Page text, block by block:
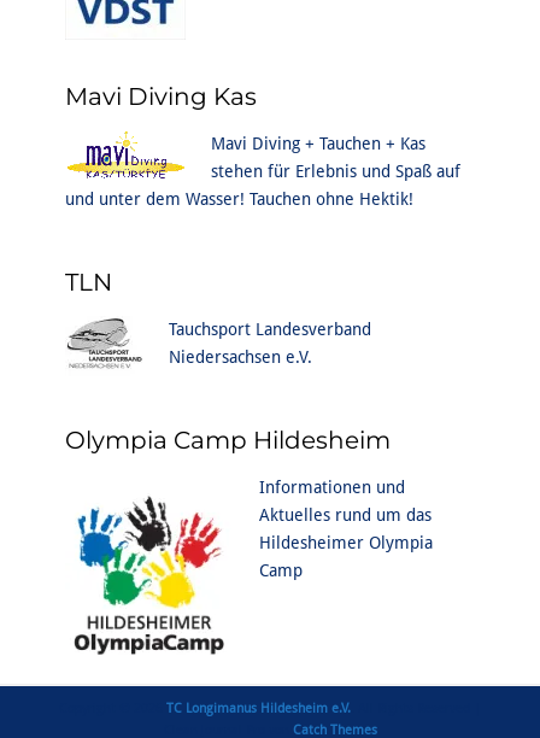
Mavi Diving Kas
Mavi Diving + Tauchen + Kas
stehen für Erlebnis und Spaß auf
und unter dem Wasser! Tauchen ohne Hektik!
TLN
Tauchsport Landesverband
Niedersachsen e.V.
Olympia Camp Hildesheim
Informationen und
Aktuelles rund um das
Hildesheimer Olympia
Camp
TC Longimanus Hildesheim e.V.
Catch Themes